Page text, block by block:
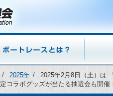
2025年
2025年2月8日（土）は
コラボグッズが当たる抽選会も開催